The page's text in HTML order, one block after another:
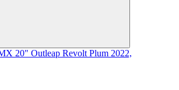
20" Outleap Revolt Plum 2022,